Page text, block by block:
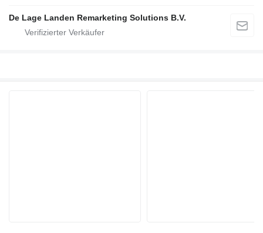
De Lage Landen Remarketing Solutions B.V.